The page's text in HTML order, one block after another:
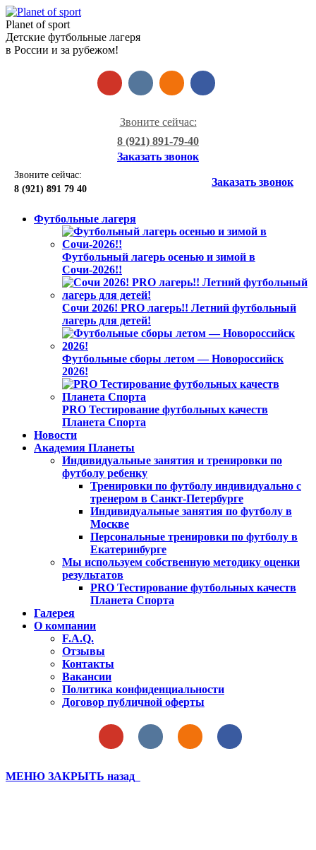
Planet of sport
Детские футбольные лагеря
в России и за рубежом!
Звоните сейчас:
8 (921) 891-79-40
Заказать звонок
Звоните сейчас:
8 (921) 891 79 40
Заказать звонок
Футбольные лагеря
Футбольный лагерь осенью и зимой в
Сочи-2026!!
Сочи 2026! PRO лагерь!! Летний футбольный
лагерь для детей!
Футбольные сборы летом — Новороссийск
2026!
PRO Тестирование футбольных качеств
Планета Спорта
Новости
Академия Планеты
Индивидуальные занятия и тренировки по
футболу ребенку
Тренировки по футболу индивидуально с
тренером в Санкт-Петербурге
Индивидуальные занятия по футболу в
Москве
Персональные тренировки по футболу в
Екатеринбурге
Мы используем собственную методику оценки
результатов
PRO Тестирование футбольных качеств
Планета Спорта
Галерея
О компании
F.A.Q.
Отзывы
Контакты
Вакансии
Политика конфиденциальности
Договор публичной оферты
МЕНЮ ЗАКРЫТЬ назад